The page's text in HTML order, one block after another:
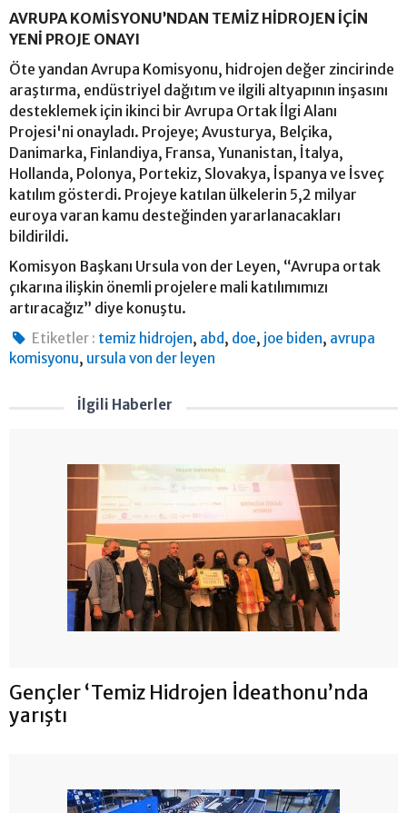
AVRUPA KOMİSYONU’NDAN TEMİZ HİDROJEN İÇİN
YENİ PROJE ONAYI
Öte yandan Avrupa Komisyonu, hidrojen değer zincirinde
araştırma, endüstriyel dağıtım ve ilgili altyapının inşasını
desteklemek için ikinci bir Avrupa Ortak İlgi Alanı
Projesi'ni onayladı. Projeye; Avusturya, Belçika,
Danimarka, Finlandiya, Fransa, Yunanistan, İtalya,
Hollanda, Polonya, Portekiz, Slovakya, İspanya ve İsveç
katılım gösterdi. Projeye katılan ülkelerin 5,2 milyar
euroya varan kamu desteğinden yararlanacakları
bildirildi.
Komisyon Başkanı Ursula von der Leyen, “Avrupa ortak
çıkarına ilişkin önemli projelere mali katılımımızı
artıracağız” diye konuştu.
Etiketler : temiz hidrojen, abd, doe, joe biden, avrupa
komisyonu, ursula von der leyen
İlgili Haberler
Gençler ‘Temiz Hidrojen İdeathonu’nda
yarıştı